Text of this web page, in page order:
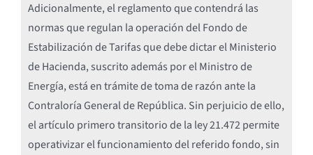
Adicionalmente, el reglamento que contendrá las
normas que regulan la operación del Fondo de
Estabilización de Tarifas que debe dictar el Ministerio
de Hacienda, suscrito además por el Ministro de
Energía, está en trámite de toma de razón ante la
Contraloría General de República. Sin perjuicio de ello,
el artículo primero transitorio de la ley 21.472 permite
operativizar el funcionamiento del referido fondo, sin